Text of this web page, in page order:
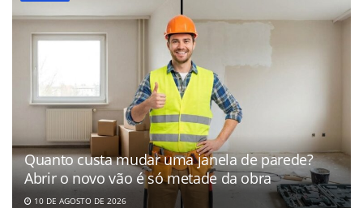
Quanto custa mudar uma janela de parede?
Abrir o novo vão é só metade da obra
10 DE AGOSTO DE 2026